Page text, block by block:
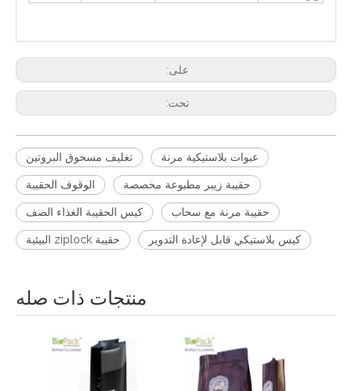
على:
تحت:
تغليف مسحوق البروتين عبوات بلاستيكية مرنة
الوقوف الحقيبة حقيبة زيبر مطبوعة مخصصة
كيس الحقيبة الغذاء الصف حقيبة مرنة مع سحاب
حقيبة ziplock البيئية كيس بلاستيكي قابل لإعادة التدوير
منتجات ذات صله